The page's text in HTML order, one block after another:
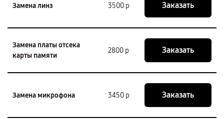
Замена линз 3500 р Заказать
Замена платы отсека
карты памяти
2800 р Заказать
Замена микрофона 3450 р Заказать